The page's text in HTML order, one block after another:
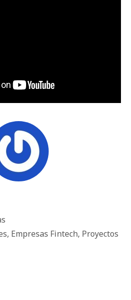
, Empresas Fintech, Proyectos